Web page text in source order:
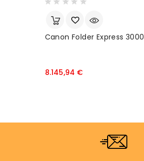
Canon Folder Express 3000
8.145,94 €Prezzo